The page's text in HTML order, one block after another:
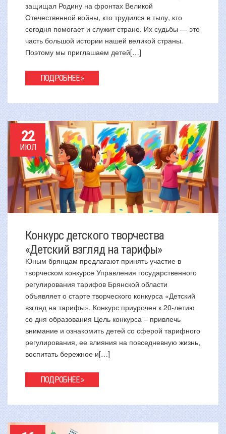
защищал Родину на фронтах Великой
Отечественной войны, кто трудился в тылу, кто
сегодня помогает и служит стране. Их судьбы — это
часть большой истории нашей великой страны.
Поэтому мы приглашаем детей[…]
ПОДРОБНЕЕ »
22
ИЮЛ
Конкурс детского творчества
«Детский взгляд на тарифы»
Юным брянцам предлагают принять участие в
творческом конкурсе ️Управления государственного
регулирования тарифов Брянской области
объявляет о старте творческого конкурса «Детский
взгляд на тарифы». Конкурс приурочен к 20-летию
со дня образования ️Цель конкурса – привлечь
внимание и ознакомить детей со сферой тарифного
регулирования, ее влияния на повседневную жизнь,
воспитать бережное и[…]
ПОДРОБНЕЕ »